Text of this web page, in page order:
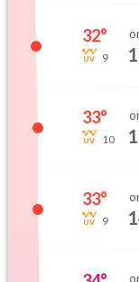
32°
9
33°
10
33°
9